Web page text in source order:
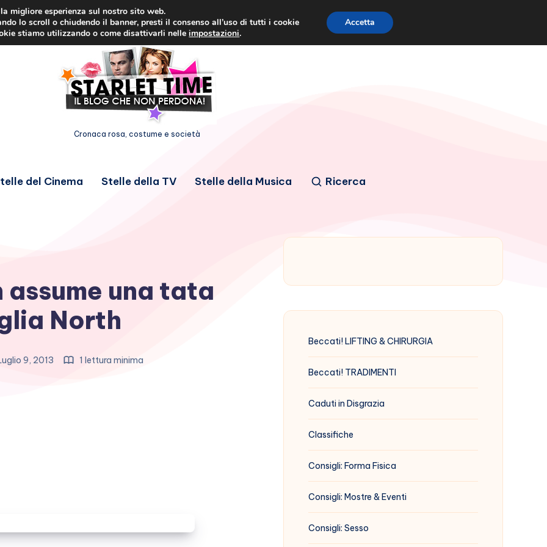
Cronaca rosa, costume e società
del Cinema Stelle della TV Stelle della Musica Ricerca
assume una tata
North
9, 2013 1 lettura minima
Beccati! LIFTING & CHIRURGIA
Beccati! TRADIMENTI
Caduti in Disgrazia
Classifiche
Consigli: Forma Fisica
Consigli: Mostre & Eventi
Consigli: Sesso
migliore esperienza sul nostro sito web.
lo scroll o chiudendo il banner, presti il consenso all’uso di tutti i cookie
stiamo utilizzando o come disattivarli nelleimpostazioni.
Accetta